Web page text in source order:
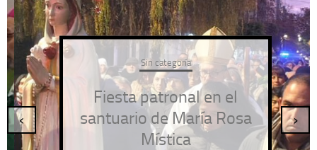
Sin categoría
Fiesta patronal en el
santuario de María Rosa
Mística
‹ ›